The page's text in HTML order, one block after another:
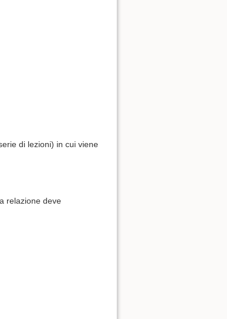
di lezioni) in cui viene
relazione deve